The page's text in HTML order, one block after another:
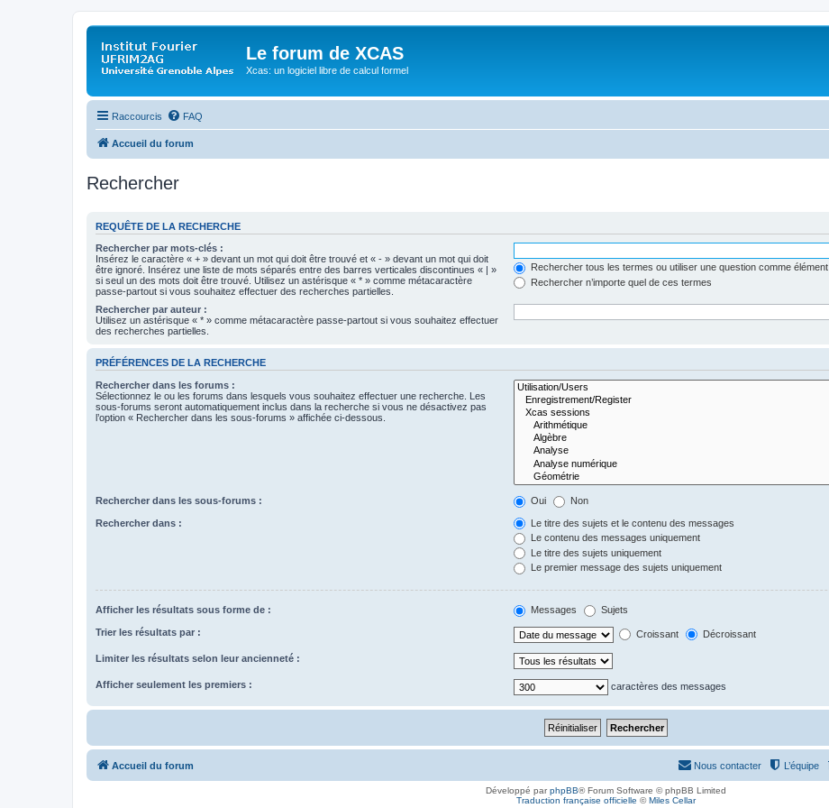
Le forum de XCAS
Xcas: un logiciel libre de calcul formel
Raccourcis FAQ
Accueil du forum
Rechercher
REQUÊTE DE LA RECHERCHE
Rechercher par mots-clés :
Insérez le caractère « + » devant un mot qui doit être trouvé et « - » devant un mot qui doit
être ignoré. Insérez une liste de mots séparés entre des barres verticales discontinues « | »
si seul un des mots doit être trouvé. Utilisez un astérisque « * » comme métacaractère
passe-partout si vous souhaitez effectuer des recherches partielles.
Rechercher tous les termes ou utiliser une question comme élément
Rechercher n’importe quel de ces termes
Rechercher par auteur :
Utilisez un astérisque « * » comme métacaractère passe-partout si vous souhaitez effectuer
des recherches partielles.
PRÉFÉRENCES DE LA RECHERCHE
Rechercher dans les forums :
Sélectionnez le ou les forums dans lesquels vous souhaitez effectuer une recherche. Les
sous-forums seront automatiquement inclus dans la recherche si vous ne désactivez pas
l’option « Rechercher dans les sous-forums » affichée ci-dessous.
Rechercher dans les sous-forums : Oui Non
Rechercher dans :
Le titre des sujets et le contenu des messages
Le contenu des messages uniquement
Le titre des sujets uniquement
Le premier message des sujets uniquement
Afficher les résultats sous forme de : Messages Sujets
Trier les résultats par : Croissant Décroissant
Limiter les résultats selon leur ancienneté :
Afficher seulement les premiers : caractères des messages
Accueil du forum L’équipe
Nous contacter
Développé parphpBB® Forum Software © phpBB Limited
Traduction française officielle ©Miles Cellar